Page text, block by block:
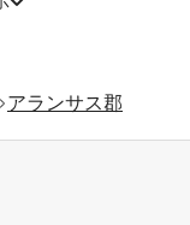
アランサス郡